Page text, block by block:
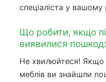
спеціаліста у вашому
Що робити, якщо
виявилися
Не хвилюйтеся! Якщо
меблів ви знайшли